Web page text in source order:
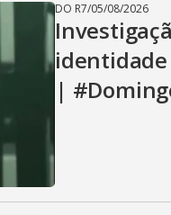
DO R7/05/08/2026
|